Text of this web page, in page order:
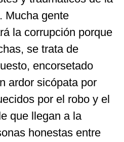
Mucha gente
la corrupción porque
se trata de
encorsetado
ardor sicópata por
por el robo y el
que llegan a la
honestas entre